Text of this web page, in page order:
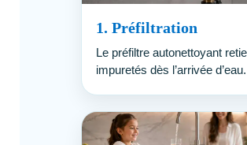
1. Préfiltration
Le préfiltre autonettoyant
impuretés dès l’arrivée d’eau.